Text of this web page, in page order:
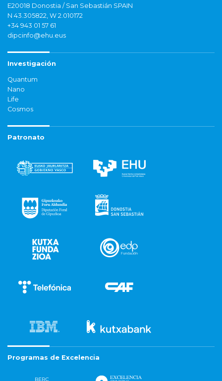
E20018 Donostia / San Sebastián SPAIN
N 43.305822, W 2.010172
+34 943 01 57 61
dipcinfo@ehu.eus
Investigación
Quantum
Nano
Life
Cosmos
Patronato
Programas de Excelencia